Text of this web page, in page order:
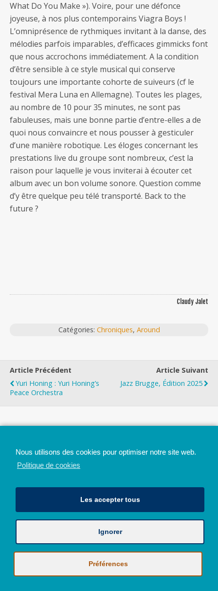
What Do You Make »). Voire, pour une défonce
joyeuse, à nos plus contemporains Viagra Boys !
L’omniprésence de rythmiques invitant à la danse, des
mélodies parfois imparables, d’efficaces gimmicks font
que nous accrochons immédiatement. A la condition
d’être sensible à ce style musical qui conserve
toujours une importante cohorte de suiveurs (cf le
festival Mera Luna en Allemagne). Toutes les plages,
au nombre de 10 pour 35 minutes, ne sont pas
fabuleuses, mais une bonne partie d’entre-elles a de
quoi nous convaincre et nous pousser à gesticuler
d’une manière robotique. Les éloges concernant les
prestations live du groupe sont nombreux, c’est la
raison pour laquelle je vous inviterai à écouter cet
album avec un bon volume sonore. Question comme
d’y être quelque peu télé transporté. Back to the
future ?
Claudy Jalet
Catégories: Chroniques, Around
Article Précédent
Yuri Honing : Yuri Honing’s
Peace Orchestra
Article Suivant
Jazz Brugge, Édition 2025
Avec le soutien de la Province de Liège
© 2026 - Tous droits réservés - JazzMania
Politique en matière de confidentialité et de vie privée
Nous utilisons des cookies pour optimiser notre site web.
Politique de cookies
Les accepter tous
Ignorer
Préférences